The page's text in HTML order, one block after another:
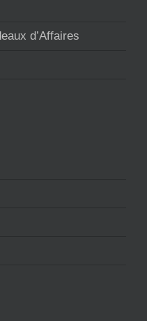
d’Affaires